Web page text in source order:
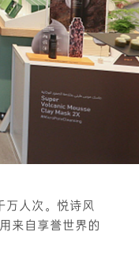
人次。悦诗风
来自享誉世界的